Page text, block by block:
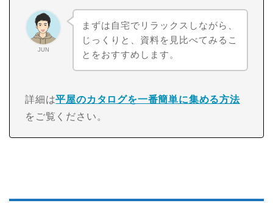
JUN
まずは自宅でリラックスしながら、
じっくりと、資料を見比べてみるこ
とをおすすめします。
詳細は平屋のカタログを一番簡単に集める方法
をご覧ください。